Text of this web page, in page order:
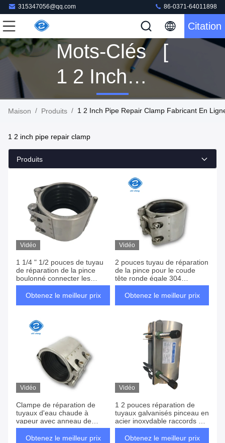
315347056@qq.com 86-0371-64011898
Citation
Mots-Clés [
1 2 Inch
Pipe Repair
Match 10
Produits
Maison / Produits / 1 2 Inch Pipe Repair Clamp Fabricant En
1 2 inch pipe repair clamp
Produits
Vidéo
1 1/4 " 1/2 pouces de tuyau
de réparation de la pince
boulonné connecter les
raccords de plomberie en
acier inoxydable étiquetage
Obtenez le meilleur prix
Vidéo
2 pouces tuyau de réparation
de la pince pour le coude
tête ronde égale 304
connecteur de tuyau en acier
inoxydable
Obtenez le meilleur prix
Vidéo
Clampe de réparation de
tuyaux d'eau chaude à
vapeur avec anneau de
scellé en néoprène en acier
inoxydable 3 pouces 4
Obtenez le meilleur prix
Vidéo
1 2 pouces réparation de
tuyaux galvanisés pinceau en
acier inoxydable raccords de
plomberie projets
d'approvisionnement en eau
Obtenez le meilleur prix